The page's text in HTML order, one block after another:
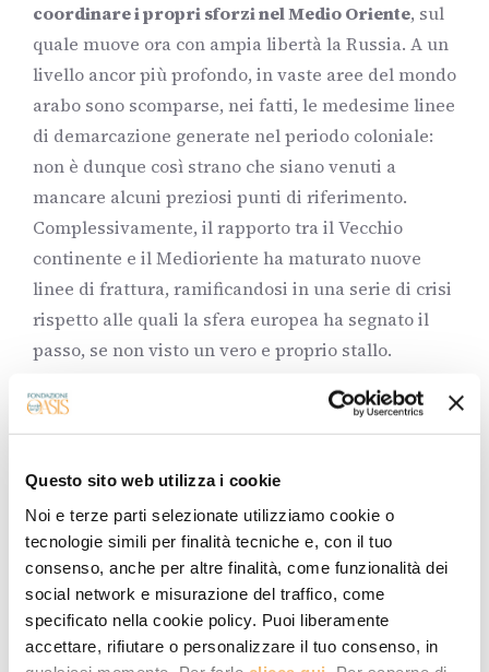
Questo sito web utilizza i cookie
Noi e terze parti selezionate utilizziamo cookie o
tecnologie simili per finalità tecniche e, con il tuo
consenso, anche per altre finalità, come funzionalità dei
social network e misurazione del traffico, come
specificato nella cookie policy. Puoi liberamente
accettare, rifiutare o personalizzare il tuo consenso, in
coordinare i propri sforzi nel Medio Oriente, sul
quale muove ora con ampia libertà la Russia. A un
livello ancor più profondo, in vaste aree del mondo
arabo sono scomparse, nei fatti, le medesime linee
di demarcazione generate nel periodo coloniale:
non è dunque così strano che siano venuti a
mancare alcuni preziosi punti di riferimento.
Complessivamente, il rapporto tra il Vecchio
continente e il Medioriente ha maturato nuove
linee di frattura, ramificandosi in una serie di crisi
rispetto alle quali la sfera europea ha segnato il
passo, se non visto un vero e proprio stallo.
positivamente processi politico-istituzionali ad
ampio raggio, è ripiegata largamente sulle
proprie frontiere, e non senza motivo: mentre
salvare e organizzare l’arrivo di disperati
attraverso le rotte marine, i mesi invernali vedono
aumentare le colonne umane in uscita dal Medio
Oriente per entrare nel cuore dell’Europa, lungo
un percorso nel quale incontrano ostilità,